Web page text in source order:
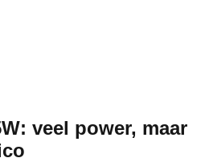
veel power, maar